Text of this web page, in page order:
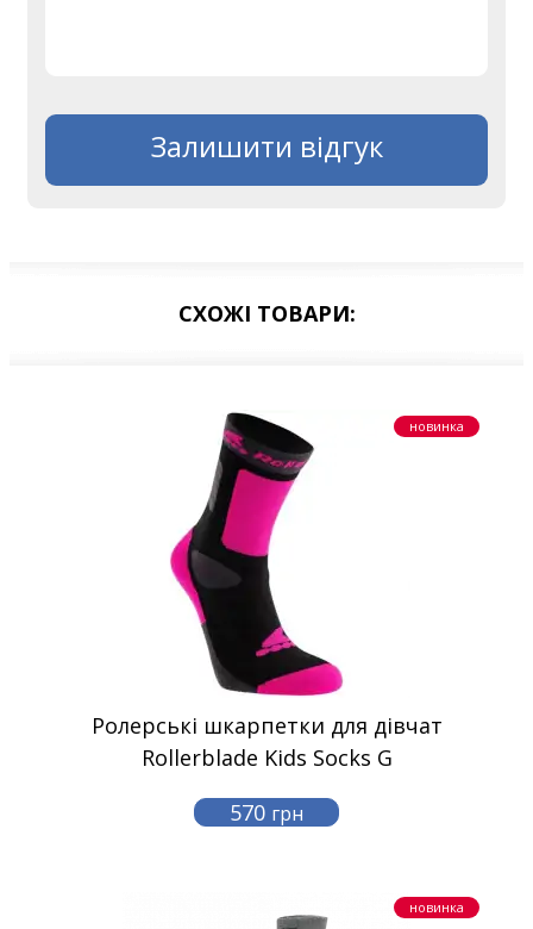
Залишити відгук
СХОЖІ ТОВАРИ:
новинка
Ролерські шкарпетки для дівчат
Rollerblade Kids Socks G
570 грн
новинка